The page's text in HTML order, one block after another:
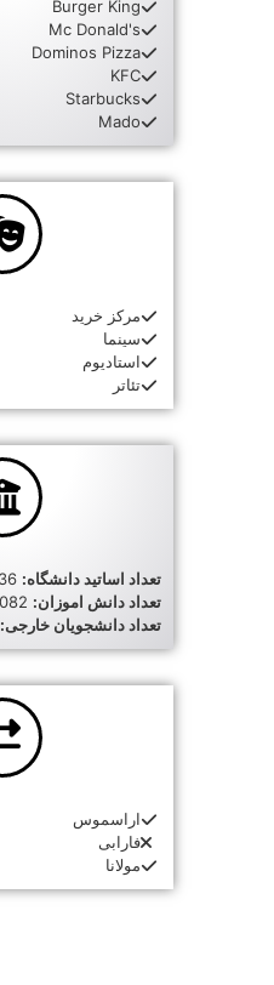
Burger King
Mc Donald's
Dominos Pizza
KFC
Starbucks
Mado
مرکز خرید
سینما
استادیوم
تئاتر
تعداد اساتید دانشگاه:
تعداد دانش اموزان:
تعداد دانشجویان خارجی:
اراسموس
فارابی
مولانا